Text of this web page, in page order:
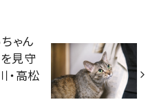
ゃん
見守
高松